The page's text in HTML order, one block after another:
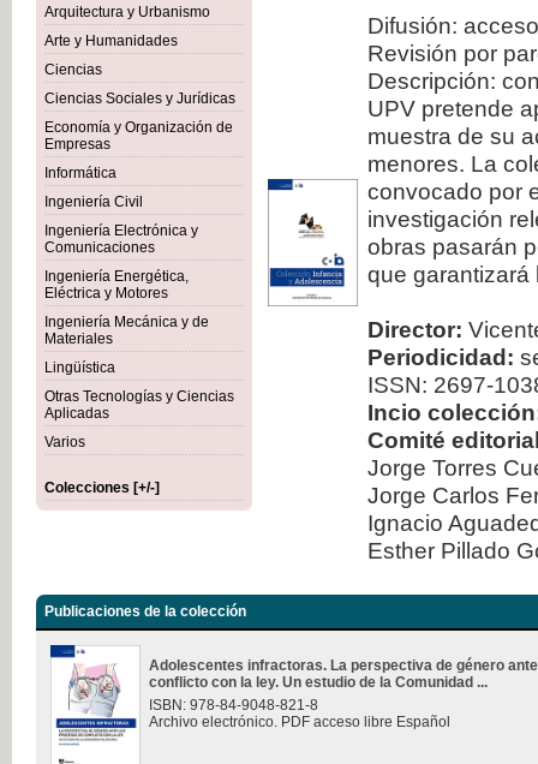
Arquitectura y Urbanismo
Arte y Humanidades
Ciencias
Ciencias Sociales y Jurídicas
Economía y Organización de
Empresas
Informática
Ingeniería Civil
Ingeniería Electrónica y
Comunicaciones
Ingeniería Energética,
Eléctrica y Motores
Ingeniería Mecánica y de
Materiales
Lingüística
Otras Tecnologías y Ciencias
Aplicadas
Varios
Colecciones [+/-]
Difusión:
Revisión por
Descripción:
UPV pretende
muestra de su
menores. La
convocado por
investigación
obras pasarán
que garantizará
Director:
Periodicidad:
ISSN: 2697-
Incio
Comité
Jorge Torres
Jorge Carlos
Ignacio
Esther Pillado
Publicaciones de la colección
Adolescentes infractoras. La perspectiva de género
conflicto con la ley. Un estudio de la Comunidad ...
ISBN: 978-84-9048-821-8
Archivo electrónico. PDF acceso libre Español